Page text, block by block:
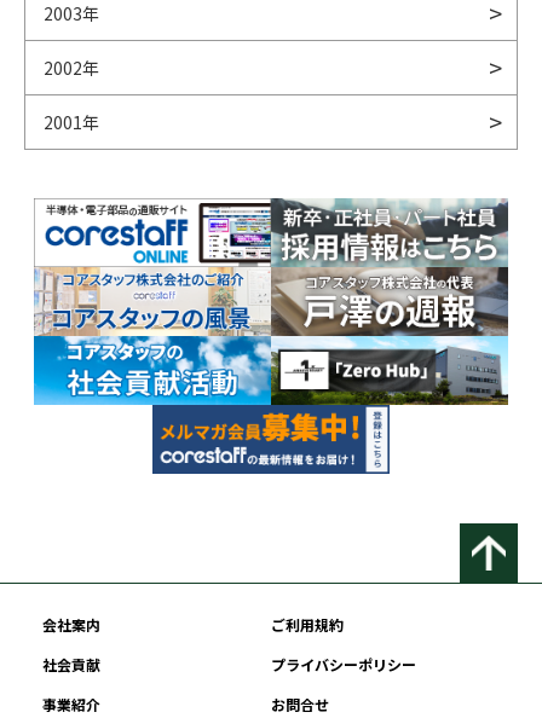
2003年
2002年
2001年
会社案内
ご利用規約
社会貢献
プライバシーポリシー
事業紹介
お問合せ